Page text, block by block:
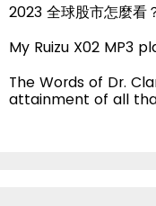
2023 全球股市怎麼看
My Ruizu X02 MP3
The Words of Dr.
attainment of all